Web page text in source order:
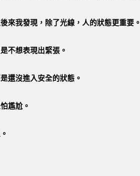
來我發現，除了光線，人的狀態更重要。
不想表現出緊張。
還沒進入安全的狀態。
尷尬。